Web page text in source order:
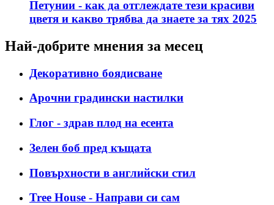
Петунии - как да отглеждате тези красиви
цветя и какво трябва да знаете за тях 2025
Най-добрите мнения за месец
Декоративно боядисване
Арочни градински настилки
Глог - здрав плод на есента
Зелен боб пред къщата
Повърхности в английски стил
Tree House - Направи си сам